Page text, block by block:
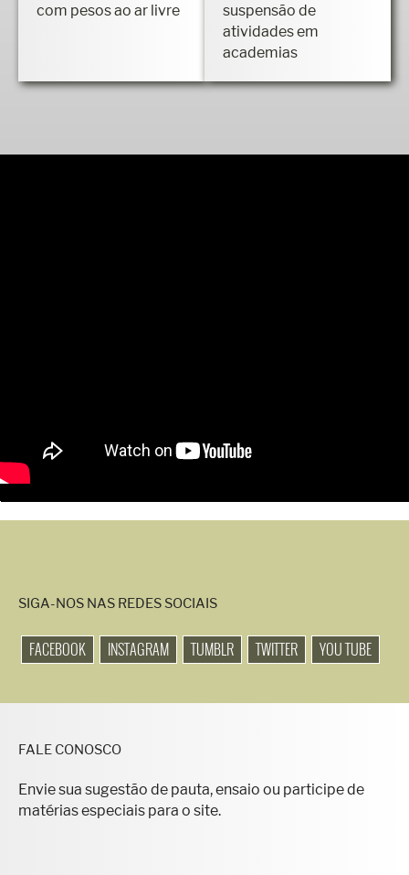
com pesos ao ar livre
suspensão de
atividades em
academias
SIGA-NOS NAS REDES SOCIAIS
FACEBOOK INSTAGRAM TUMBLR TWITTER YOU TUBE
FALE CONOSCO
Envie sua sugestão de pauta, ensaio ou participe de
matérias especiais para o site.